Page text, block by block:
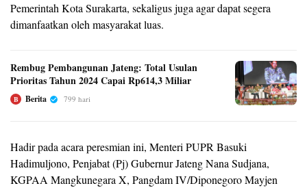
Pemerintah Kota Surakarta, sekaligus juga agar dapat segera
dimanfaatkan oleh masyarakat luas.
Rembug Pembangunan Jateng: Total Usulan
Prioritas Tahun 2024 Capai Rp614,3 Miliar
B Berita 799 hari
Hadir pada acara peresmian ini, Menteri PUPR Basuki
Hadimuljono, Penjabat (Pj) Gubernur Jateng Nana Sudjana,
KGPAA Mangkunegara X, Pangdam IV/Diponegoro Mayjen